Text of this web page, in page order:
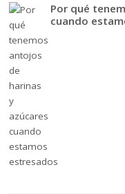
Por qué
cuando